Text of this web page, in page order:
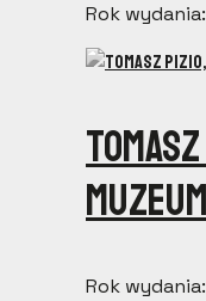
Rok
Rok